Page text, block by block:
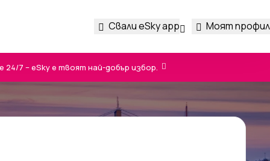
Свали eSky app Моят профил
7 – eSky е твоят най-добър избор.